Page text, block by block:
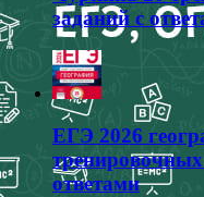
заданий с
ЕГЭ 2026
ответами